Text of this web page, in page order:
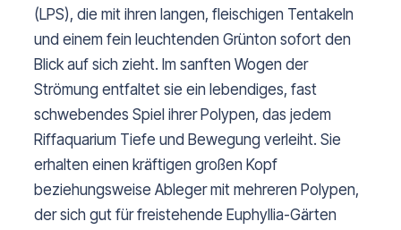
(LPS), die mit ihren langen, fleischigen Tentakeln
und einem fein leuchtenden Grünton sofort den
Blick auf sich zieht. Im sanften Wogen der
Strömung entfaltet sie ein lebendiges, fast
schwebendes Spiel ihrer Polypen, das jedem
Riffaquarium Tiefe und Bewegung verleiht. Sie
erhalten einen kräftigen großen Kopf
beziehungsweise Ableger mit mehreren Polypen,
der sich gut für freistehende Euphyllia-Gärten